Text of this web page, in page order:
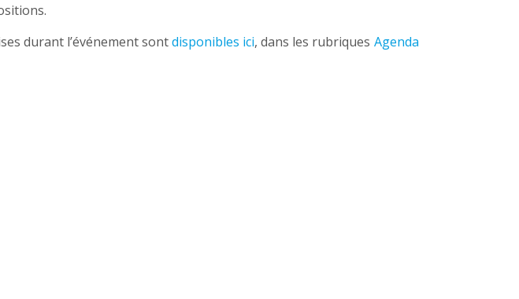
durant l’événement sontdisponibles ici, dans les rubriques Agenda